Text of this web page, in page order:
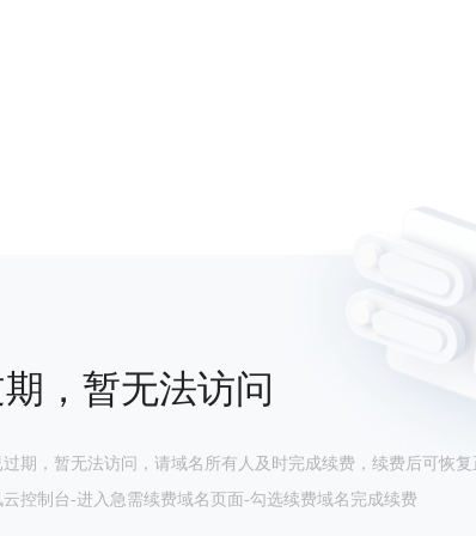
，暂无法访问
期，暂无法访问，请域名所有人及时完成续费，续费后可恢复
控制台-进入急需续费域名页面-勾选续费域名完成续费